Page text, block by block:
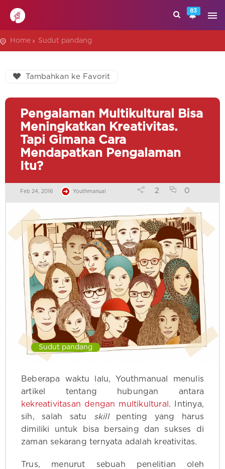
83
Home Sudut pandang
Tambahkan ke Favorit
Pengalaman Multikultural Bisa
Meningkatkan Kreativitas.
Tapi Gimana Cara
Mendapatkan Pengalaman
Itu?
Feb 24, 2016 Youthmanual 2 0
Sudut pandang
Beberapa waktu lalu, Youthmanual menulis
artikel tentang hubungan antara
kekreativitasan dengan multikultural . Intinya,
sih, salah satu skillpenting yang harus
dimiliki untuk bisa bersaing dan sukses di
zaman sekarang ternyata adalah kreativitas.
Trus, menurut sebuah penelitian oleh